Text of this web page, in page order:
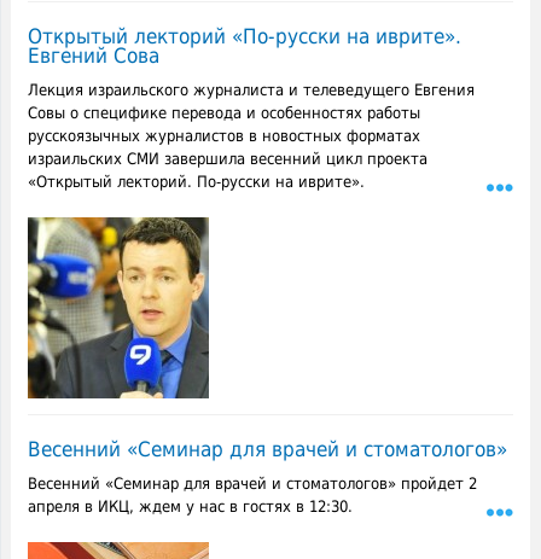
Открытый лекторий «По-русски на иврите».
Евгений Сова
Лекция израильского журналиста и телеведущего Евгения
Совы о специфике перевода и особенностях работы
русскоязычных журналистов в новостных форматах
израильских СМИ завершила весенний цикл проекта
«Открытый лекторий. По-русски на иврите».
Весенний «Семинар для врачей и стоматологов»
Весенний «Семинар для врачей и стоматологов» пройдет 2
апреля в ИКЦ, ждем у нас в гостях в 12:30.